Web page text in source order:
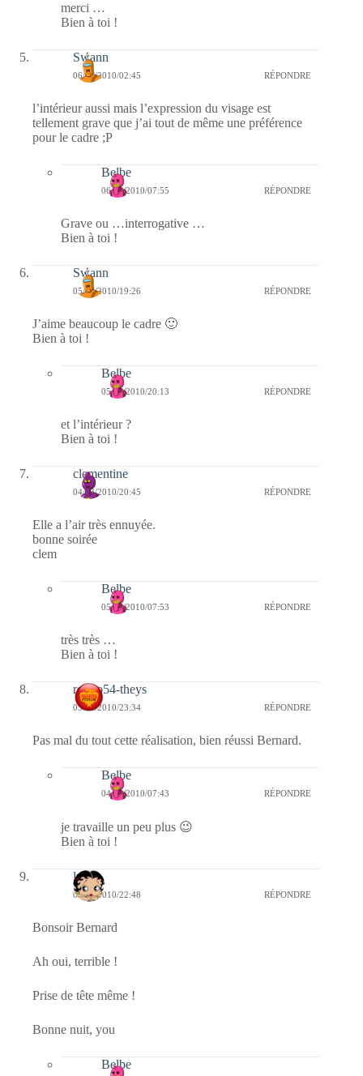
merci …
Bien à toi !
Swann
06/03/2010/02:45 RÉPONDRE
l’intérieur aussi mais l’expression du visage est
tellement grave que j’ai tout de même une préférence
pour le cadre ;P
Belbe
06/03/2010/07:55 RÉPONDRE
Grave ou …interrogative …
Bien à toi !
Swann
05/03/2010/19:26 RÉPONDRE
J’aime beaucoup le cadre 🙂
Bien à toi !
Belbe
05/03/2010/20:13 RÉPONDRE
et l’intérieur ?
Bien à toi !
clementine
04/03/2010/20:45 RÉPONDRE
Elle a l’air très ennuyée.
bonne soirée
clem
Belbe
05/03/2010/07:53 RÉPONDRE
très très …
Bien à toi !
rolero54-theys
03/03/2010/23:34 RÉPONDRE
Pas mal du tout cette réalisation, bien réussi Bernard.
Belbe
04/03/2010/07:43 RÉPONDRE
je travaille un peu plus 😉
Bien à toi !
lyly
03/03/2010/22:48 RÉPONDRE
Bonsoir Bernard
Ah oui, terrible !
Prise de tête même !
Bonne nuit, you
Belbe